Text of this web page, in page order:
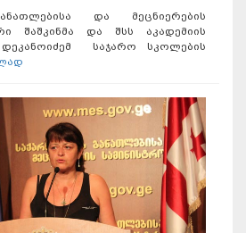
და მეცნიერების
შაშკინმა და შსს აკადემიის
საჯარო სკოლების